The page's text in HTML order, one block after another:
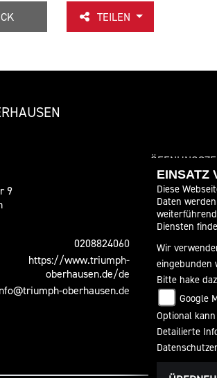
TEILEN
9
0208824060
https://www.triumph-
oberhausen.de/de
oberhausen.de
Montag:
Dienstag:
Donnerstag:
Freitag:
Samstag:
Sonntag:
EINSATZ
Diese
Daten
Diensten
Wir
eingebunden
Bitte hake
Google
Optional
Detailierte